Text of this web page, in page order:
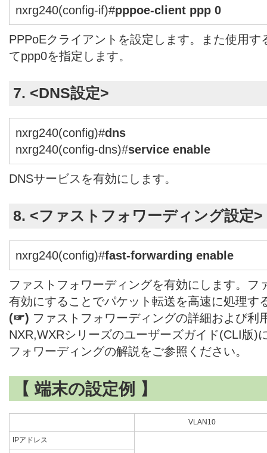
nxrg240(config-if)#pppoe-client ppp 0
PPPoEクライアントを設定します。また使用す
てppp0を指定します。
7. <DNS設定>
nxrg240(config)#dns
nxrg240(config-dns)#service enable
DNSサービスを有効にします。
8. <ファストフォワーディング設定>
nxrg240(config)#fast-forwarding enable
ファストフォワーディングを有効にします。フ
有効にすることでパケット転送を高速に処理す
(☞) ファストフォワーディングの詳細および利
NXR,WXRシリーズのユーザーズガイド(CLI版)
フォワーディングの解説をご参照ください。
【 端末の設定例 】
VLAN10
IPアドレス